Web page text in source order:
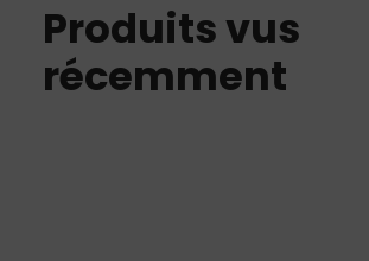
Produits vus
récemment